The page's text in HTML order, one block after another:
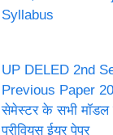
Syllabus
UP DELED 2nd
Previous Paper
सेमेस्टर के सभी मॉडल
प्रीवियस ईयर पेपर